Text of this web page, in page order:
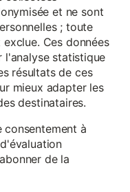
et ne sont
; toute
Ces données
l'analyse statistique
résultats de ces
mieux adapter les
destinataires.
consentement à
de la